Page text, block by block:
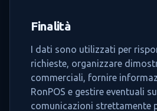
Finalità
I dati sono utilizzati per
richieste, organizzare
commerciali, fornire
RonPOS e gestire eventuali
comunicazioni strettamente